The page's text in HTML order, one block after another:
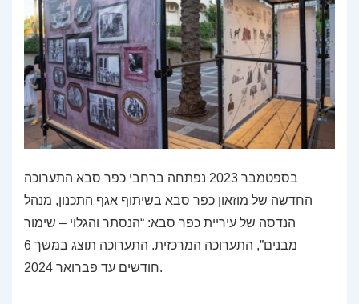
בספטמבר 2023 נפתחה ברחבי כפר סבא התערוכה
החדשה של מוזאון כפר סבא בשיתוף אגף התכנון, מנהל
הנדסה של עיריית כפר סבא: “הנסתר והגלוי – שימור
מבנים”, התערוכה המרכזית. התערוכה תוצג במשך 6
חודשים עד פברואר 2024.